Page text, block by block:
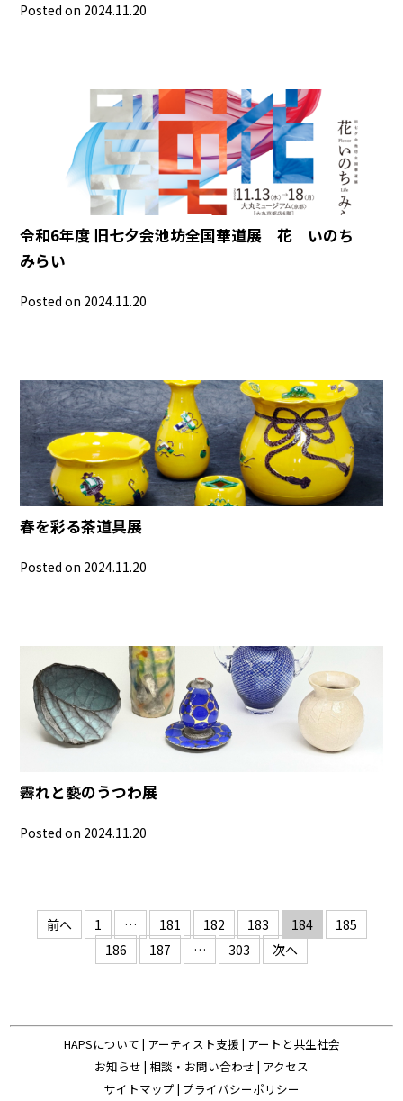
Posted on 2024.11.20
令和6年度 旧七夕会池坊全国華道展 花 いのち
みらい
Posted on 2024.11.20
春を彩る茶道具展
Posted on 2024.11.20
霽れと褻のうつわ展
Posted on 2024.11.20
ー
前へ 1 … 181 182 183 184
185
186
187 … 303 次へ
HAPSについて | アーティスト支援 | アートと共生社会
お知らせ | 相談・お問い合わせ | アクセス
サイトマップ | プライバシーポリシー